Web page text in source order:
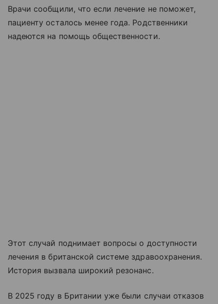
Врачи сообщили, что если лечение не поможет,
пациенту осталось менее года. Родственники
надеются на помощь общественности.
Этот случай поднимает вопросы о доступности
лечения в британской системе здравоохранения.
История вызвала широкий резонанс.
В 2025 году в Британии уже были случаи отказов